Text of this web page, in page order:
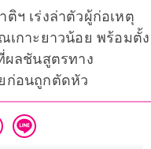
ฯ เร่งล่าตัวผู้ก่อเหตุ
เกาะยาวน้อย พร้อมตั้ง
ผลชันสูตรทาง
ก่อนถูกตัดหัว